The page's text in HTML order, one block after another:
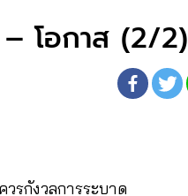
โอกาส (2/2)
รกังวลการระบาด